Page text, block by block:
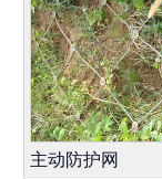
主动防护网